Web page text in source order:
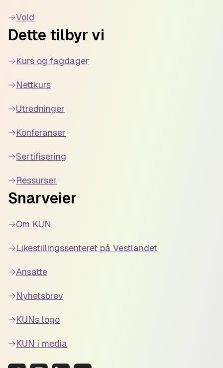
Vold
Dette tilbyr vi
Kurs og fagdager
Nettkurs
Utredninger
Konferanser
Sertifisering
Ressurser
Snarveier
Om KUN
Likestillingssenteret på Vestlandet
Ansatte
Nyhetsbrev
KUNs logo
KUN i media